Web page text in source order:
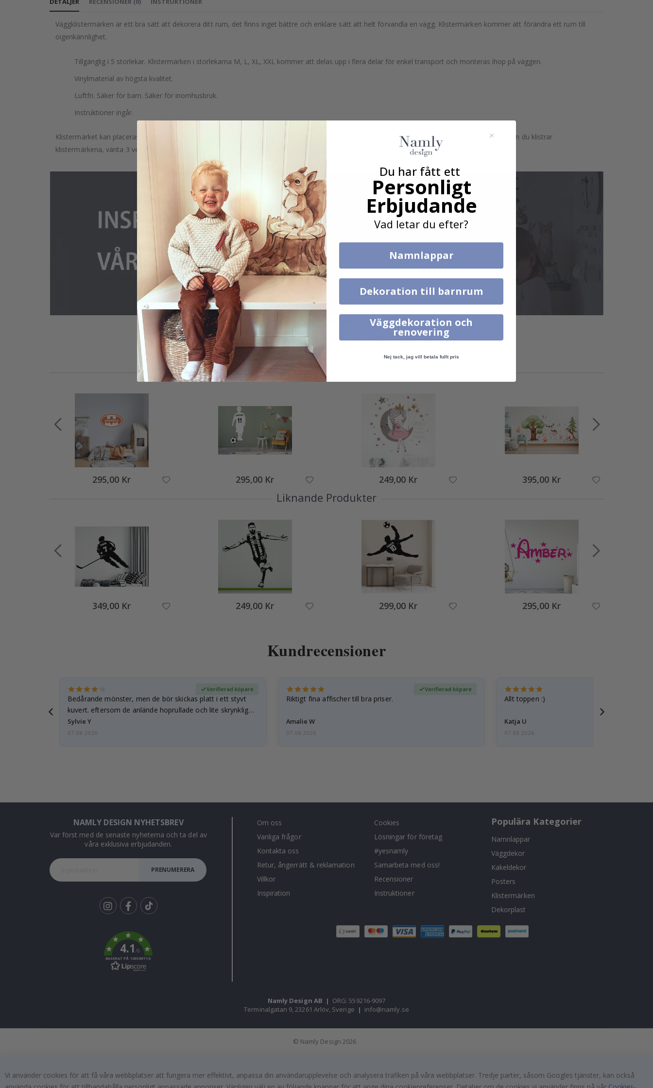
Väggklistermärken är ett bra sätt att dekorera ditt rum, det finns inget bättre och enklare sätt att helt förvandla en vägg. Klistermärken kommer att förändra ett rum till
oigenkännlighet.
Tillgänglig i 5 storlekar. Klistermärken i storlekarna M, L, XL, XXL kommer att delas upp i flera delar för enkel transport och monteras ihop på väggen.
Vinylmaterial av högsta kvalitet.
Luftfri. Säker för barn. Säker för inomhusbruk.
Instruktioner ingår.
Klistermärket kan placeras på vilken slät yta som helst, t.ex. glas, vägg eller möbelskiva. Klistermärken kommer inte att fastna på grova ytor. Innan du klistrar
klistermärkena, vänta 3 veckor efter att du målat väggarna. Beroende på monitorinställningarna kan färgerna på utskriften skilja sig något.
Verklig inspiration från våra glada kunder!
Tagga ditt med #namly_design
Andra köpte också
295,00 Kr 295,00 Kr 249,00 Kr 395,00 Kr
Liknande Produkter
349,00 Kr 249,00 Kr 299,00 Kr 295,00 Kr
Kundrecensioner
Bedårande mönster, men de bör skickas platt i ett styvt
kuvert. eftersom de anlände hoprullade och lite skrynkliga,
…
Sylvie Y
Verifierad köpare
07.08.2026
Riktigt fina affischer till bra priser.
Amalie W
Verifierad köpare
07.08.2026
Allt toppen :)
Katja U
07.08.2026
NAMLY DESIGN NYHETSBREV
Var först med de senaste nyheterna och ta del av
våra exklusiva erbjudanden.
PRENUMERERA
k
4.1/5
BASERAT PÅ 1030 BETYG
Om oss
Vanliga frågor
Kontakta oss
Retur, ångerrätt & reklamation
Villkor
Inspiration
Cookies
Lösningar för företag
#yesnamly
Samarbeta med oss!
Recensioner
Instruktioner
Populära Kategorier
Namnlappar
Väggdekor
Kakeldekor
Posters
Klistermärken
Dekorplast
Namly Design AB | ORG: 559216-9097
Terminalgatan 9, 23261 Arlöv, Sverige | info@namly.se
© Namly Design 2026
Vi använder cookies för att få våra webbplatser att fungera mer effektivt, anpassa din användarupplevelse och analysera trafiken på våra webbplatser. Tredje parter, såsom Googles tjänster, kan också
Du har fått ett
Personligt
Erbjudande
Vad letar du efter?
Namnlappar
Dekoration till barnrum
Väggdekoration och
renovering
Nej tack, jag vill betala fullt pris